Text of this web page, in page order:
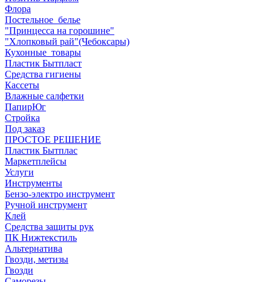
Флора
Постельное_белье
"Принцесса на горошине"
"Хлопковый рай"(Чебоксары)
Кухонные_товары
Пластик Бытпласт
Средства гигиены
Кассеты
Влажные салфетки
ПапирЮг
Стройка
Под заказ
ПРОСТОЕ РЕШЕНИЕ
Пластик Бытплас
Маркетплейсы
Услуги
Инструменты
Бензо-электро инструмент
Ручной инструмент
Клей
Средства защиты рук
ПК Нижтекстиль
Альтернатива
Гвозди, метизы
Гвозди